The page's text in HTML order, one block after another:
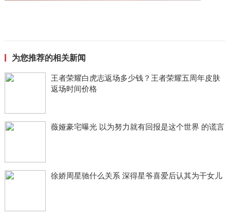
为您推荐的相关新闻
王者荣耀白虎志返场多少钱？王者荣耀五周年皮肤
返场时间价格
薇娅豪宅曝光 以为努力就有回报是这个世界 的谎言
徐娇周星驰什么关系 深得星爷喜爱后认其为干女儿